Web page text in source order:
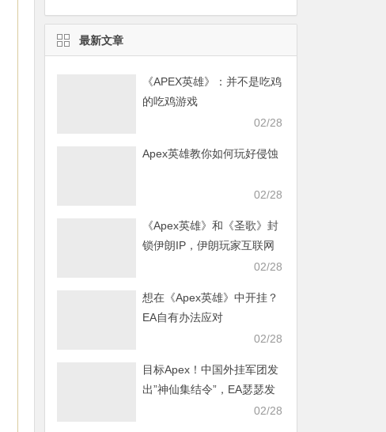
最新文章
《APEX英雄》：并不是吃鸡
的吃鸡游戏
02/28
Apex英雄教你如何玩好侵蚀
02/28
《Apex英雄》和《圣歌》封
锁伊朗IP，伊朗玩家互联网
02/28
想在《Apex英雄》中开挂？
EA自有办法应对
02/28
目标Apex！中国外挂军团发
出”神仙集结令”，EA瑟瑟发
02/28